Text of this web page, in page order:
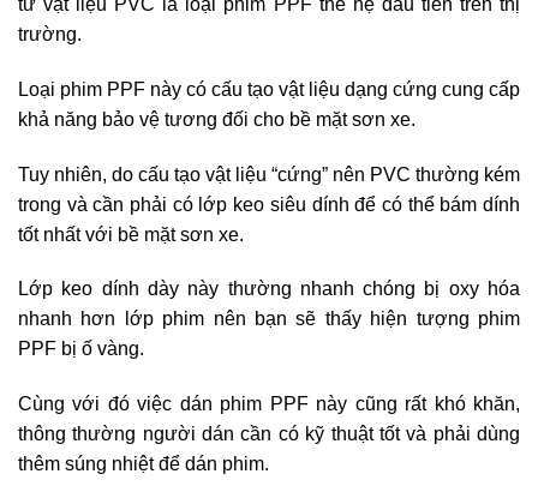
từ vật liệu PVC là loại phim PPF thế hệ đầu tiên trên thị
trường.
Loại phim PPF này có cấu tạo vật liệu dạng cứng cung cấp
khả năng bảo vệ tương đối cho bề mặt sơn xe.
Tuy nhiên, do cấu tạo vật liệu “cứng” nên PVC thường kém
trong và cần phải có lớp keo siêu dính để có thể bám dính
tốt nhất với bề mặt sơn xe.
Lớp keo dính dày này thường nhanh chóng bị oxy hóa
nhanh hơn lớp phim nên bạn sẽ thấy hiện tượng phim
PPF bị ố vàng.
Cùng với đó việc dán phim PPF này cũng rất khó khăn,
thông thường người dán cần có kỹ thuật tốt và phải dùng
thêm súng nhiệt để dán phim.